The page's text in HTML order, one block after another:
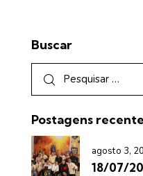
Buscar
Postagens
agosto 3,
18/07/